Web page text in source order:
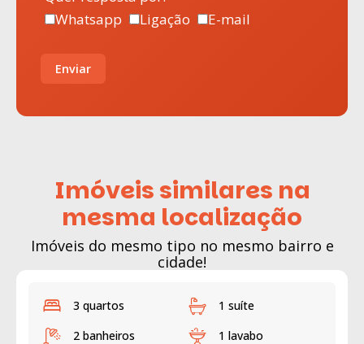
Whatsapp
Ligação E-mail
Enviar
Imóveis similares na
mesma localização
Imóveis do mesmo tipo no mesmo bairro e
cidade!
3 quartos
1 suíte
2 banheiros
1 lavabo